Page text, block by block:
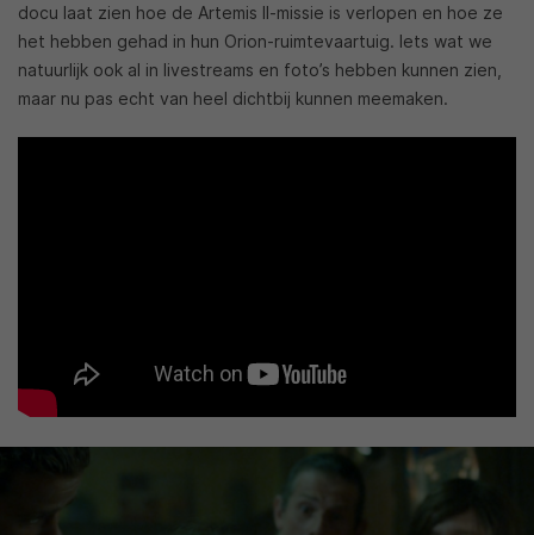
docu laat zien hoe de Artemis II-missie is verlopen en hoe ze
het hebben gehad in hun Orion-ruimtevaartuig. Iets wat we
natuurlijk ook al in livestreams en foto’s hebben kunnen zien,
maar nu pas echt van heel dichtbij kunnen meemaken.